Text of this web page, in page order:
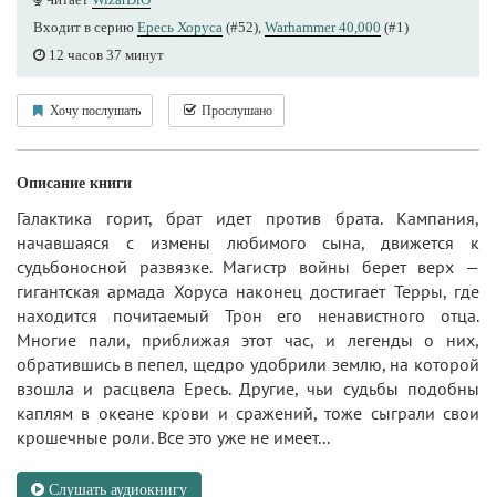
Входит в серию Ересь Хоруса (#52), Warhammer 40,000 (#1)
12 часов 37 минут
Хочу послушать Прослушано
Описание книги
Галактика горит, брат идет против брата. Кампания,
начавшаяся с измены любимого сына, движется к
судьбоносной развязке. Магистр войны берет верх —
гигантская армада Хоруса наконец достигает Терры, где
находится почитаемый Трон его ненавистного отца.
Многие пали, приближая этот час, и легенды о них,
обратившись в пепел, щедро удобрили землю, на которой
взошла и расцвела Ересь. Другие, чьи судьбы подобны
каплям в океане крови и сражений, тоже сыграли свои
крошечные роли. Все это уже не имеет...
Слушать аудиокнигу